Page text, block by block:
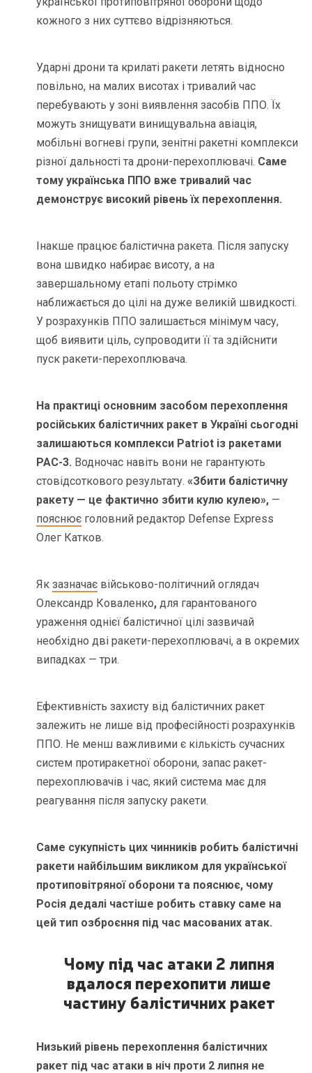
кожного з них суттєво відрізняються.
Ударні дрони та крилаті ракети летять відносно
повільно, на малих висотах і тривалий час
перебувають у зоні виявлення засобів ППО. Їх
можуть знищувати винищувальна авіація,
мобільні вогневі групи, зенітні ракетні комплекси
різної дальності та дрони-перехоплювачі. Саме
тому українська ППО вже тривалий час
демонструє високий рівень їх перехоплення.
Інакше працює балістична ракета. Після запуску
вона швидко набирає висоту, а на
завершальному етапі польоту стрімко
наближається до цілі на дуже великій швидкості.
У розрахунків ППО залишається мінімум часу,
щоб виявити ціль, супроводити її та здійснити
пуск ракети-перехоплювача.
На практиці основним засобом перехоплення
російських балістичних ракет в Україні сьогодні
залишаються комплекси Patriot із ракетами
PAC-3. Водночас навіть вони не гарантують
стовідсоткового результату.«Збити балістичну
ракету — це фактично збити кулю кулею», —
пояснює головний редактор Defense Express
Олег Катков.
Якзазначає військово-політичний оглядач
Олександр Коваленко, для гарантованого
ураження однієї балістичної цілі зазвичай
необхідно дві ракети-перехоплювачі, а в окремих
випадках — три.
Ефективність захисту від балістичних ракет
залежить не лише від професійності розрахунків
ППО. Не менш важливими є кількість сучасних
систем протиракетної оборони, запас ракет-
перехоплювачів і час, який система має для
реагування після запуску ракети.
Саме сукупність цих чинників робить балістичні
ракети найбільшим викликом для української
протиповітряної оборони та пояснює, чому
Росія дедалі частіше робить ставку саме на
цей тип озброєння під час масованих атак.
Чому під час атаки 2 липня
вдалося перехопити лише
частину балістичних ракет
Низький рівень перехоплення балістичних
ракет під час атаки в ніч проти 2 липня не